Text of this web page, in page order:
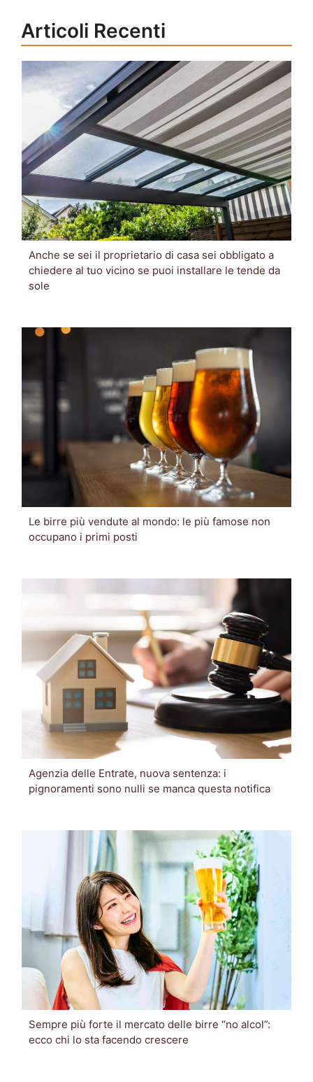
Articoli Recenti
Anche se sei il proprietario di casa sei obbligato a
chiedere al tuo vicino se puoi installare le tende da
sole
Le birre più vendute al mondo: le più famose non
occupano i primi posti
Agenzia delle Entrate, nuova sentenza: i
pignoramenti sono nulli se manca questa notifica
Sempre più forte il mercato delle birre “no alcol”:
ecco chi lo sta facendo crescere